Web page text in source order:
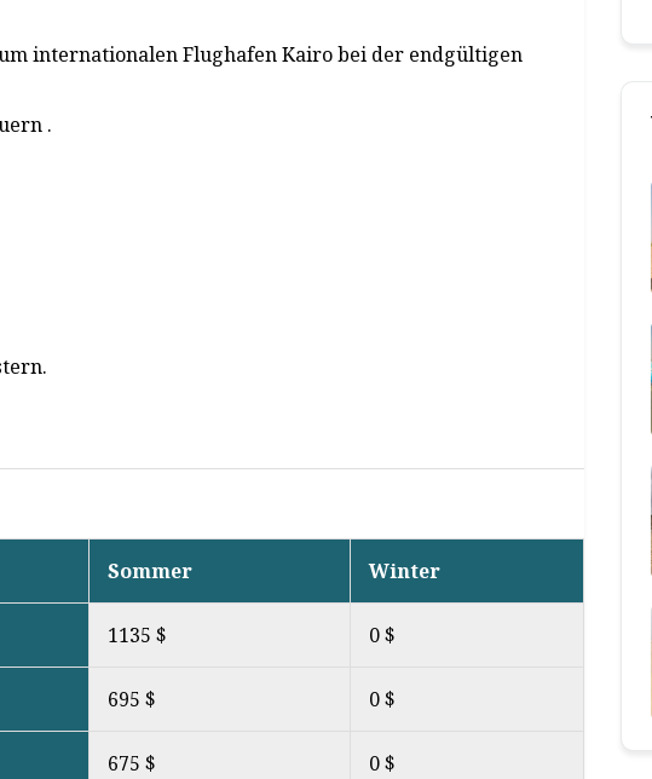
internationalen Flughafen Kairo bei der endgültigen
.
Sommer Winter
1135 $ 0 $
695 $ 0 $
675 $ 0 $